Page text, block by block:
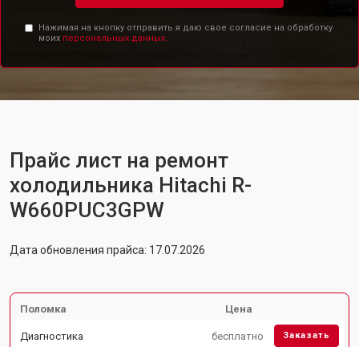
Нажимая на кнопку отправить я даю свое согласие на обработку
моих персональных данных.
Прайс лист на ремонт
холодильника Hitachi R-
W660PUC3GPW
Дата обновления прайса: 17.07.2026
Поломка Цена
Диагностика бесплатно Заказать